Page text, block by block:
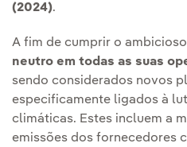
(2024).
A fim de cumprir o
neutro em todas as suas
sendo considerados novos
especificamente ligados à
climáticas. Estes incluem a
emissões dos fornecedores